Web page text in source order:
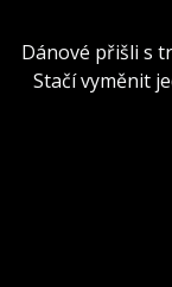
Dánové přišli s
Stačí vyměnit